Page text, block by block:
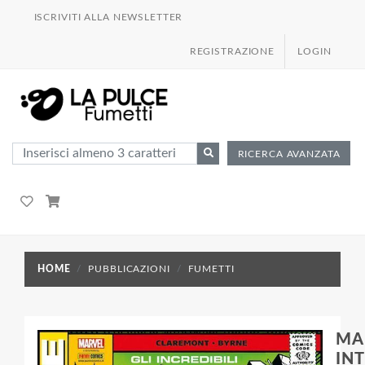
ISCRIVITI ALLA NEWSLETTER
REGISTRAZIONE LOGIN
RICERCA AVANZATA
HOME PUBBLICAZIONI FUMETTI